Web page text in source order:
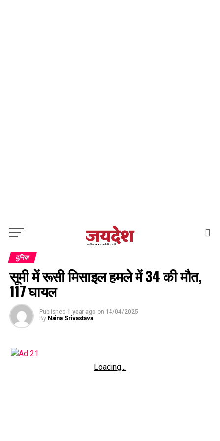
दुनिया
सूमी में रूसी मिसाइल हमले में 34 की मौत,
117 घायल
Published 1 year ago on 14/04/2025
By Naina Srivastava
Loading...